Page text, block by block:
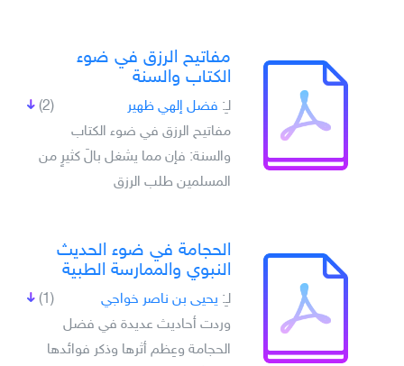
مفاتيح الرزق في ضوء
الكتاب والسنة
(2) لـِ: فضل إلهي ظهير
مفاتيح الرزق في ضوء الكتاب
والسنة: فإن مما يشغل بالَ كثيرٍ من
المسلمين طلب الرزق
الحجامة في ضوء الحديث
النبوي والممارسة الطبية
(1) لـِ: يحيى بن ناصر خواجي
وردت أحاديث عديدة في فضل
الحجامة وعِظم أثرها وذكر فوائدها